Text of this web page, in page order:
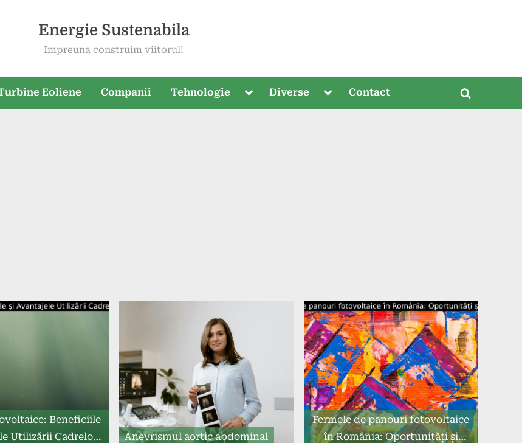
Energie Sustenabila
Impreuna construim viitorul!
Eoliene Companii Tehnologie
Toggle
menu
Diverse
Toggle
menu
Contact
Toggle
Beneficiile
Utilizării Cadrelor
Anevrismul aortic abdominal
Fermele de panouri fotovoltaice
în România: Oportunități și